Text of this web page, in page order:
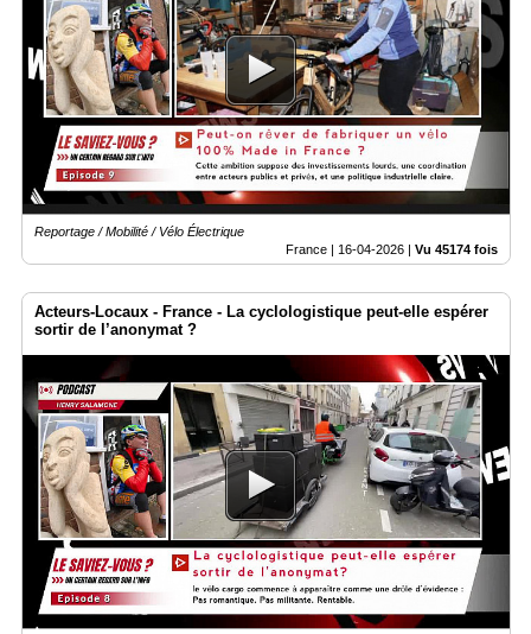
Reportage / Mobilité / Vélo Électrique
France | 16-04-2026 | Vu 45174 fois
Acteurs-Locaux - France - La cyclologistique peut-elle espérer
sortir de l’anonymat ?